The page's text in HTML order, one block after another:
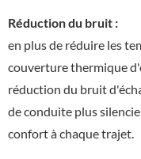
Réduction du bruit :
en plus de réduire les
couverture thermique
réduction du bruit
de conduite plus
confort à chaque trajet.